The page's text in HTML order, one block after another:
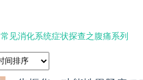
常见消化系统症状探查之腹痛系列